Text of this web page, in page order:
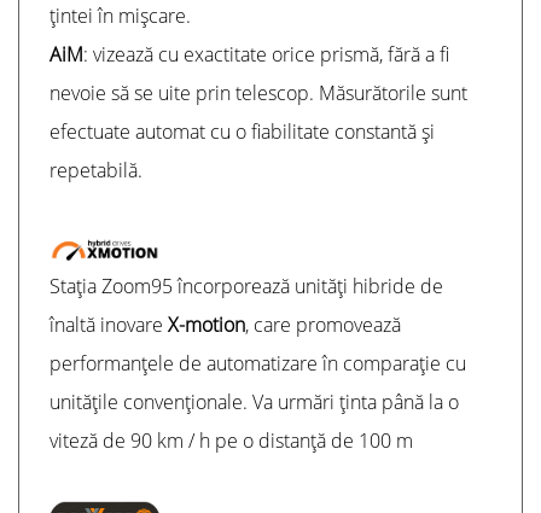
țintei în mișcare.
AiM: vizează cu exactitate orice prismă, fără a fi
nevoie să se uite prin telescop. Măsurătorile sunt
efectuate automat cu o fiabilitate constantă și
repetabilă.
Stația Zoom95 încorporează unități hibride de
înaltă inovare X-motion, care promovează
performanțele de automatizare în comparație cu
unitățile convenționale. Va urmări ținta până la o
viteză de 90 km / h pe o distanță de 100 m